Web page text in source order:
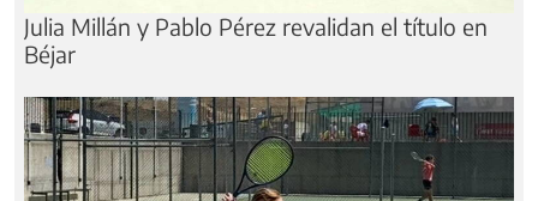
Julia Millán y Pablo Pérez revalidan el título en
Béjar